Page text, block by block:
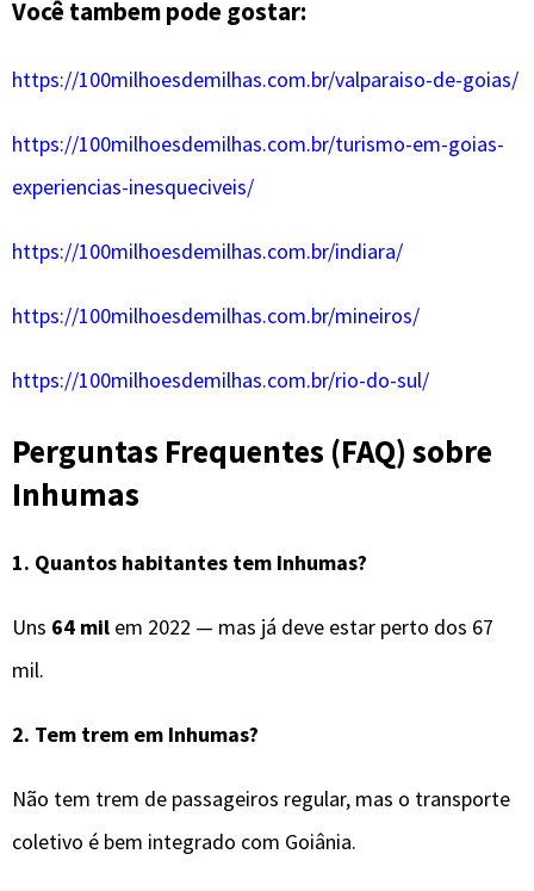
Você tambem pode gostar:
https://100milhoesdemilhas.com.br/valparaiso-de-goias/
https://100milhoesdemilhas.com.br/turismo-em-goias-
experiencias-inesqueciveis/
https://100milhoesdemilhas.com.br/indiara/
https://100milhoesdemilhas.com.br/mineiros/
https://100milhoesdemilhas.com.br/rio-do-sul/
Perguntas Frequentes (FAQ) sobre
Inhumas
1. Quantos habitantes tem Inhumas?
Uns 64 mil em 2022 — mas já deve estar perto dos 67
mil.
2. Tem trem em Inhumas?
Não tem trem de passageiros regular, mas o transporte
coletivo é bem integrado com Goiânia.